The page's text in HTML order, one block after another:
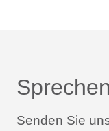
Senden Sie